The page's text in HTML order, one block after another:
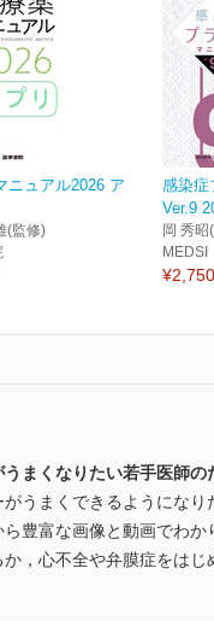
ニュアル2026 ア
(監修)
感染症
Ver.9
岡 秀昭
MEDSI
¥2,750
まくなりたい若手医師の
がうまくできるようにな
ら豊富な画像と動画でわ
か，心不全や弁膜症をは